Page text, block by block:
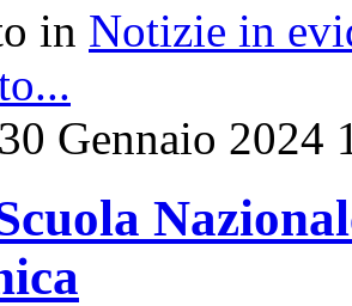
in Notizie in
Gennaio 2024